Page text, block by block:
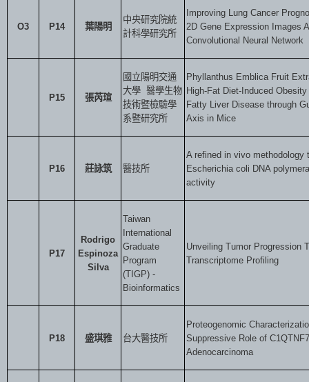
O3 P14 葉陽明
中央研究院統
計科學研究所
Improving Lung Cancer
2D Gene Expression Images
Convolutional Neural Network
P15 張芮瑄
國立陽明交通
大學 醫學生物
技術暨檢驗學
系暨研究所
Phyllanthus Emblica Fruit
High-Fat Diet-Induced
Fatty Liver Disease through
Axis in Mice
P16 莊詠筑 醫技所
A refined in vivo methodology
Escherichia coli DNA
activity
P17
Rodrigo
Espinoza
Silva
Taiwan
International
Graduate
Program
(TIGP) -
Bioinformatics
Unveiling Tumor Progression
Transcriptome Profiling
P18 盛琪雅 台大醫技所
Proteogenomic
Suppressive Role of
Adenocarcinoma